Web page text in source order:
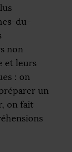
du-
non
et leurs
: on
un
on fait